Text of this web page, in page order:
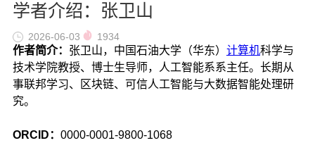
学者介绍：张卫山
2026-06-03 1934
作者简介： 张卫山，中国石油大学（华东） 计算机科学与
技术学院教授、博士生导师，人工智能系系主任。长期从
事联邦学习、区块链、可信人工智能与大数据智能处理研
究。
ORCID： 0000-0001-9800-1068